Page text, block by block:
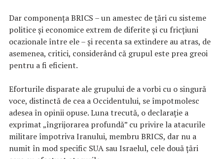
Dar componența BRICS – un amestec de țări cu sisteme
politice și economice extrem de diferite și cu fricțiuni
ocazionale între ele – și recenta sa extindere au atras, de
asemenea, critici, considerând că grupul este prea greoi
pentru a fi eficient.
Eforturile disparate ale grupului de a vorbi cu o singură
voce, distinctă de cea a Occidentului, se împotmolesc
adesea în opinii opuse. Luna trecută, o declarație a
exprimat „îngrijorarea profundă” cu privire la atacurile
militare împotriva Iranului, membru BRICS, dar nu a
numit în mod specific SUA sau Israelul, cele două țări